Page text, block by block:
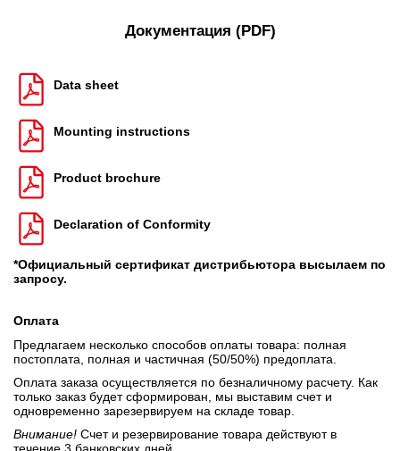
Документация (PDF)
Data sheet
Mounting instructions
Product brochure
Declaration of Conformity
*Официальный сертификат дистрибьютора высылаем по
запросу.
Оплата
Предлагаем несколько способов оплаты товара: полная
постоплата, полная и частичная (50/50%) предоплата.
Оплата заказа осуществляется по безналичному расчету. Как
только заказ будет сформирован, мы выставим счет и
одновременно зарезервируем на складе товар.
Внимание! Счет и резервирование товара действуют в